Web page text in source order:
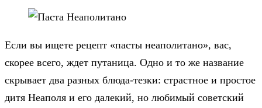
Если вы ищете рецепт «пасты неаполитано», вас,
скорее всего, ждет путаница. Одно и то же название
скрывает два разных блюда-тезки: страстное и простое
дитя Неаполя и его далекий, но любимый советский